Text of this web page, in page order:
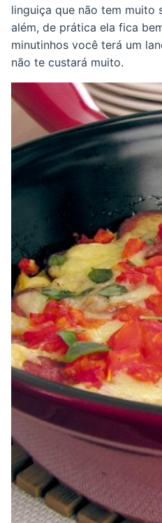
linguiça que não tem muito
além, de prática ela fica
minutinhos você terá um
não te custará muito.